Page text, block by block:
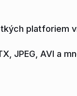
platforiem
JPEG, AVI a